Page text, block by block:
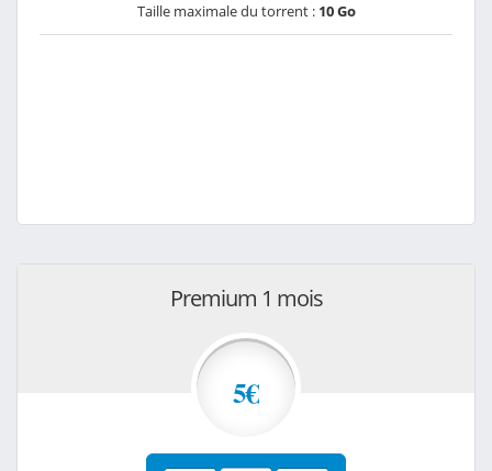
Taille maximale du torrent : 10 Go
Premium 1 mois
5€